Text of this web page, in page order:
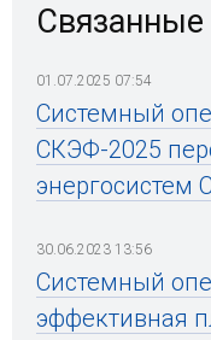
Связанные
01.07.2025 07:54
Системный
СКЭФ-2025
энергосистем
30.06.2023 13:56
Системный
эффективная